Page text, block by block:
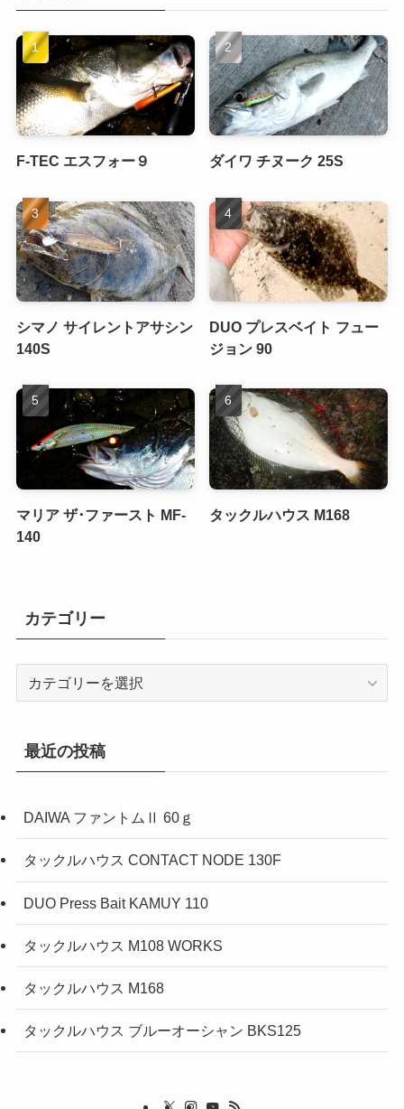
F-TEC エスフォー９ ダイワ チヌーク 25S
シマノ サイレントアサシン
140S
DUO プレスベイト フュー
ジョン 90
マリア ザ･ファースト MF-
140
タックルハウス M168
カテゴリー
リ
最近の投稿
DAIWA ファントムⅡ 60ｇ
タックルハウス CONTACT NODE 130F
DUO Press Bait KAMUY 110
タックルハウス M108 WORKS
タックルハウス M168
タックルハウス ブルーオーシャン BKS125